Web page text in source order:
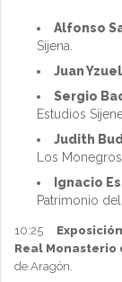
Alfonso
Sijena.
Juan
Sergio
Estudios
Judith
Los Monegros.
Ignacio
Patrimonio
10:25
Real Monasterio
de Aragón.